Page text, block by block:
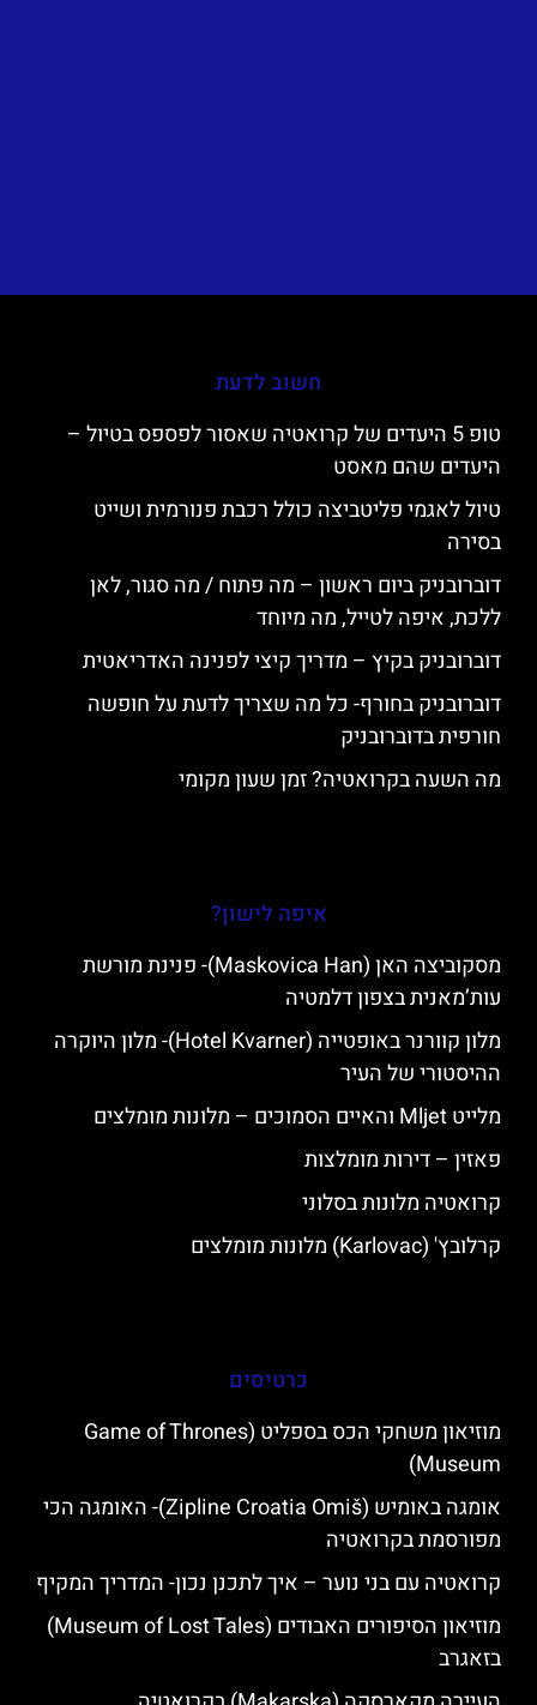
חשוב לדעת
טופ 5 היעדים של קרואטיה שאסור לפספס בטיול –
היעדים שהם מאסט
טיול לאגמי פליטביצה כולל רכבת פנורמית ושייט
בסירה
דוברובניק ביום ראשון – מה פתוח / מה סגור, לאן
ללכת, איפה לטייל, מה מיוחד
דוברובניק בקיץ – מדריך קיצי לפנינה האדריאטית
דוברובניק בחורף- כל מה שצריך לדעת על חופשה
חורפית בדוברובניק
מה השעה בקרואטיה? זמן שעון מקומי
איפה לישון?
מסקוביצה האן (Maskovica Han)- פנינת מורשת
עות’מאנית בצפון דלמטיה
מלון קוורנר באופטייה (Hotel Kvarner)- מלון היוקרה
ההיסטורי של העיר
מלייט Mljet והאיים הסמוכים – מלונות מומלצים
פאזין – דירות מומלצות
קרואטיה מלונות בסלוני
קרלובץ' (Karlovac) מלונות מומלצים
כרטיסים
מוזיאון משחקי הכס בספליט (Game of Thrones
Museum)
אומגה באומיש (Zipline Croatia Omiš)- האומגה הכי
מפורסמת בקרואטיה
קרואטיה עם בני נוער – איך לתכנן נכון- המדריך המקיף
מוזיאון הסיפורים האבודים (Museum of Lost Tales)
בזאגרב